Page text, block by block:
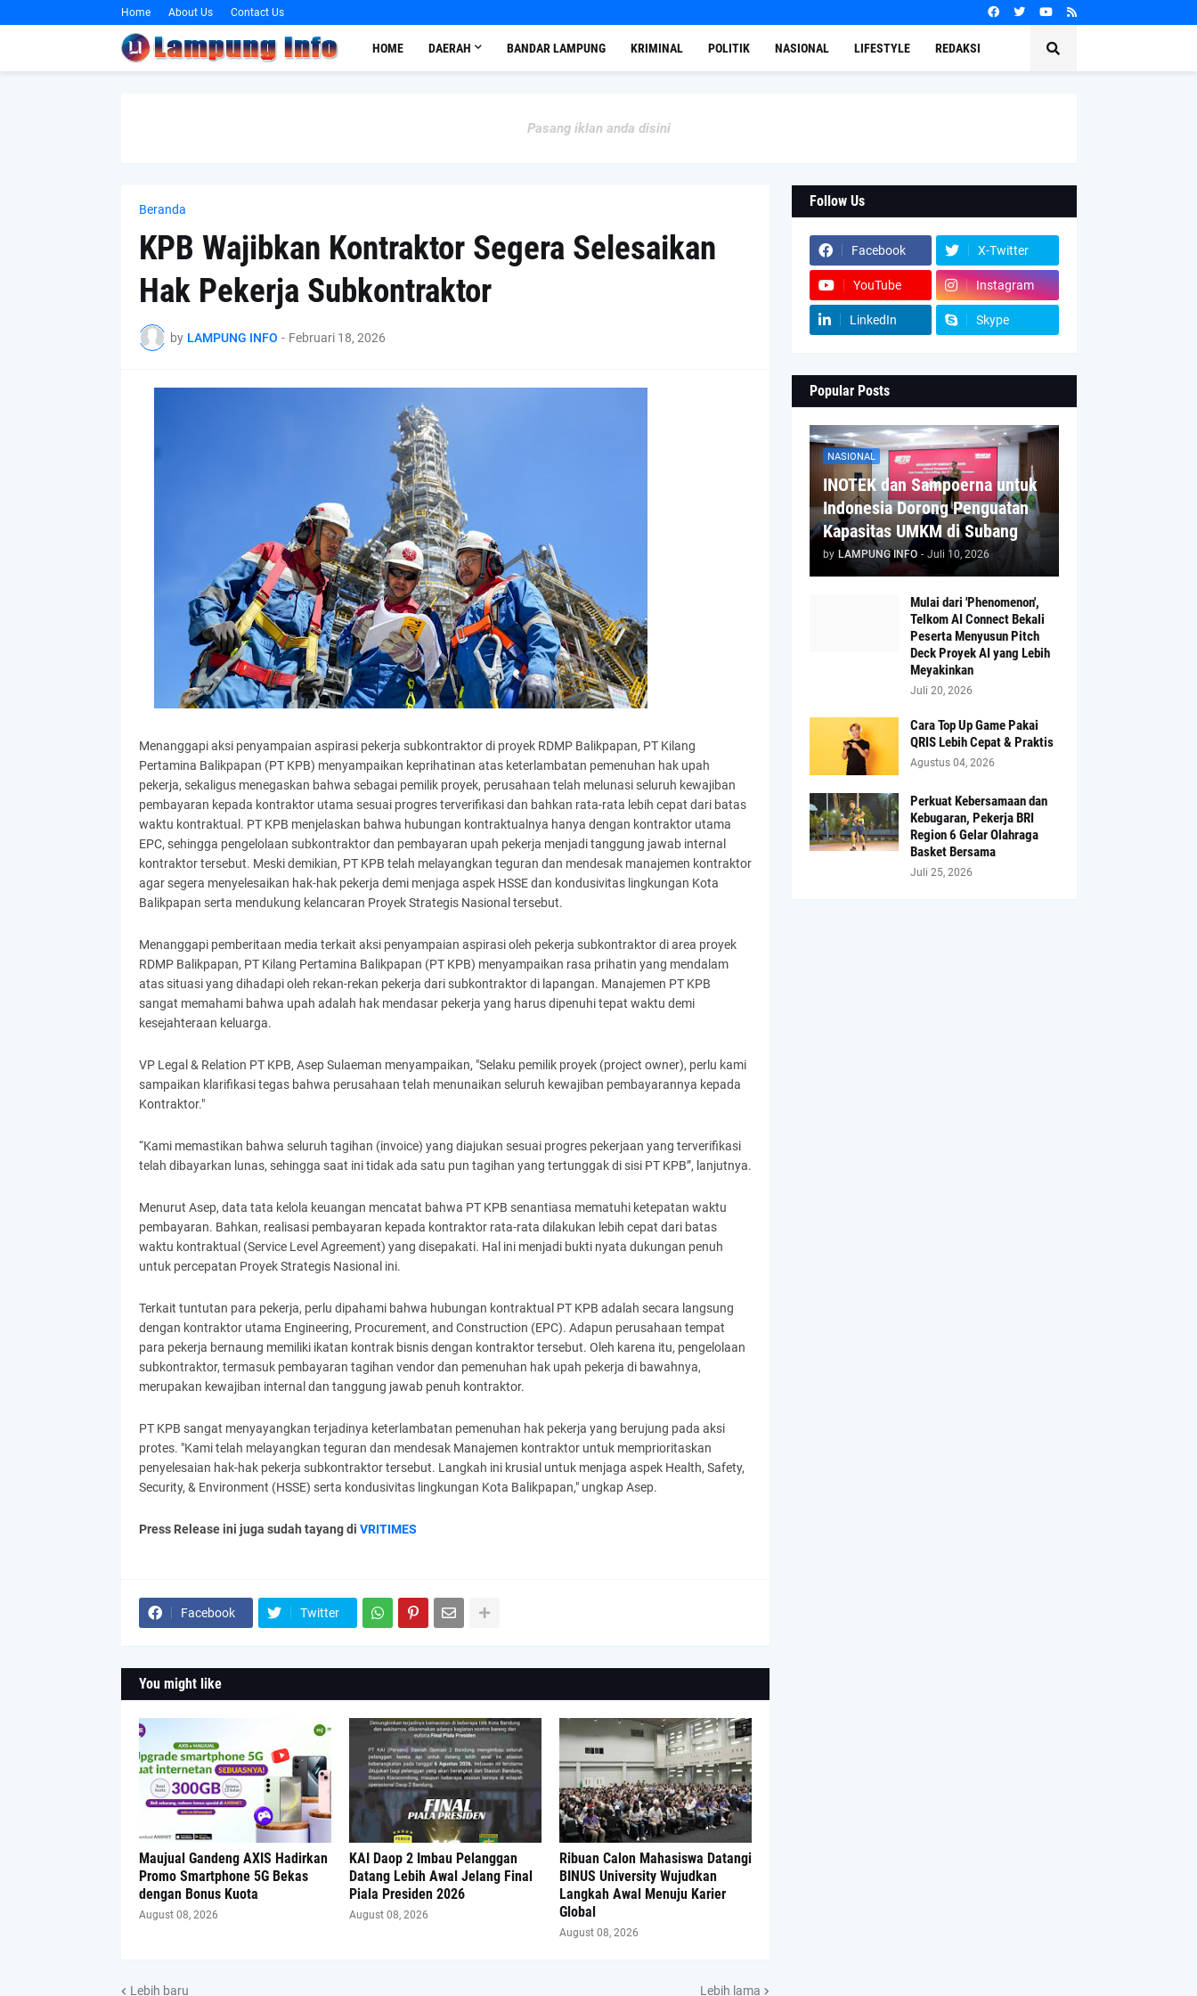
Home About Us Contact Us
HOME DAERAH BANDAR LAMPUNG KRIMINAL POLITIK NASIONAL LIFESTYLE REDAKSI
Pasang iklan anda disini
Beranda
KPB Wajibkan Kontraktor Segera Selesaikan
Hak Pekerja Subkontraktor
by LAMPUNG INFO - Februari 18, 2026
Menanggapi aksi penyampaian aspirasi pekerja subkontraktor di proyek RDMP Balikpapan, PT Kilang
Pertamina Balikpapan (PT KPB) menyampaikan keprihatinan atas keterlambatan pemenuhan hak upah
pekerja, sekaligus menegaskan bahwa sebagai pemilik proyek, perusahaan telah melunasi seluruh kewajiban
pembayaran kepada kontraktor utama sesuai progres terverifikasi dan bahkan rata-rata lebih cepat dari batas
waktu kontraktual. PT KPB menjelaskan bahwa hubungan kontraktualnya hanya dengan kontraktor utama
EPC, sehingga pengelolaan subkontraktor dan pembayaran upah pekerja menjadi tanggung jawab internal
kontraktor tersebut. Meski demikian, PT KPB telah melayangkan teguran dan mendesak manajemen kontraktor
agar segera menyelesaikan hak-hak pekerja demi menjaga aspek HSSE dan kondusivitas lingkungan Kota
Balikpapan serta mendukung kelancaran Proyek Strategis Nasional tersebut.
Menanggapi pemberitaan media terkait aksi penyampaian aspirasi oleh pekerja subkontraktor di area proyek
RDMP Balikpapan, PT Kilang Pertamina Balikpapan (PT KPB) menyampaikan rasa prihatin yang mendalam
atas situasi yang dihadapi oleh rekan-rekan pekerja dari subkontraktor di lapangan. Manajemen PT KPB
sangat memahami bahwa upah adalah hak mendasar pekerja yang harus dipenuhi tepat waktu demi
kesejahteraan keluarga.
VP Legal & Relation PT KPB, Asep Sulaeman menyampaikan, "Selaku pemilik proyek (project owner), perlu kami
sampaikan klarifikasi tegas bahwa perusahaan telah menunaikan seluruh kewajiban pembayarannya kepada
Kontraktor."
“Kami memastikan bahwa seluruh tagihan (invoice) yang diajukan sesuai progres pekerjaan yang terverifikasi
telah dibayarkan lunas, sehingga saat ini tidak ada satu pun tagihan yang tertunggak di sisi PT KPB”, lanjutnya.
Menurut Asep, data tata kelola keuangan mencatat bahwa PT KPB senantiasa mematuhi ketepatan waktu
pembayaran. Bahkan, realisasi pembayaran kepada kontraktor rata-rata dilakukan lebih cepat dari batas
waktu kontraktual (Service Level Agreement) yang disepakati. Hal ini menjadi bukti nyata dukungan penuh
untuk percepatan Proyek Strategis Nasional ini.
Terkait tuntutan para pekerja, perlu dipahami bahwa hubungan kontraktual PT KPB adalah secara langsung
dengan kontraktor utama Engineering, Procurement, and Construction (EPC). Adapun perusahaan tempat
para pekerja bernaung memiliki ikatan kontrak bisnis dengan kontraktor tersebut. Oleh karena itu, pengelolaan
subkontraktor, termasuk pembayaran tagihan vendor dan pemenuhan hak upah pekerja di bawahnya,
merupakan kewajiban internal dan tanggung jawab penuh kontraktor.
PT KPB sangat menyayangkan terjadinya keterlambatan pemenuhan hak pekerja yang berujung pada aksi
protes. "Kami telah melayangkan teguran dan mendesak Manajemen kontraktor untuk memprioritaskan
penyelesaian hak-hak pekerja subkontraktor tersebut. Langkah ini krusial untuk menjaga aspek Health, Safety,
Security, & Environment (HSSE) serta kondusivitas lingkungan Kota Balikpapan," ungkap Asep.
Press Release ini juga sudah tayang di VRITIMES
Facebook Twitter
You might like
Maujual Gandeng AXIS Hadirkan
Promo Smartphone 5G Bekas
dengan Bonus Kuota
August 08, 2026
KAI Daop 2 Imbau Pelanggan
Datang Lebih Awal Jelang Final
Piala Presiden 2026
August 08, 2026
Ribuan Calon Mahasiswa Datangi
BINUS University Wujudkan
Langkah Awal Menuju Karier
Global
August 08, 2026
Lebih baru Lebih lama
Follow Us
Facebook X-Twitter
YouTube Instagram
LinkedIn Skype
Popular Posts
NASIONAL
INOTEK dan Sampoerna untuk
Indonesia Dorong Penguatan
Kapasitas UMKM di Subang
by LAMPUNG INFO - Juli 10, 2026
Mulai dari 'Phenomenon',
Telkom AI Connect Bekali
Peserta Menyusun Pitch
Deck Proyek AI yang Lebih
Meyakinkan
Juli 20, 2026
Cara Top Up Game Pakai
QRIS Lebih Cepat & Praktis
Agustus 04, 2026
Perkuat Kebersamaan dan
Kebugaran, Pekerja BRI
Region 6 Gelar Olahraga
Basket Bersama
Juli 25, 2026